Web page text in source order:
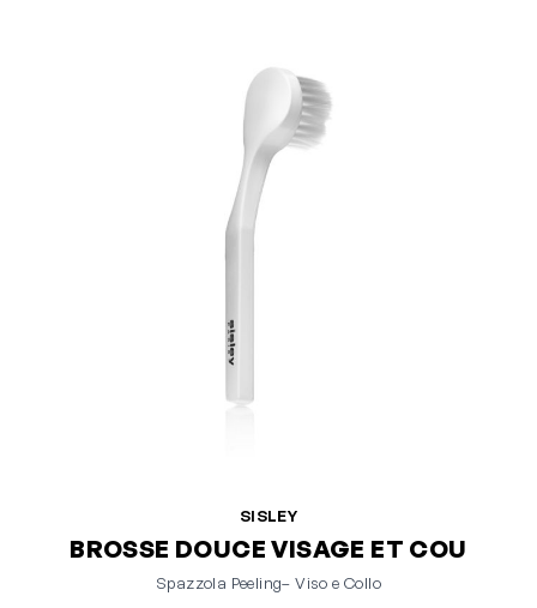
SISLEY
BROSSE DOUCE VISAGE ET COU
Spazzola Peeling– Viso e Collo